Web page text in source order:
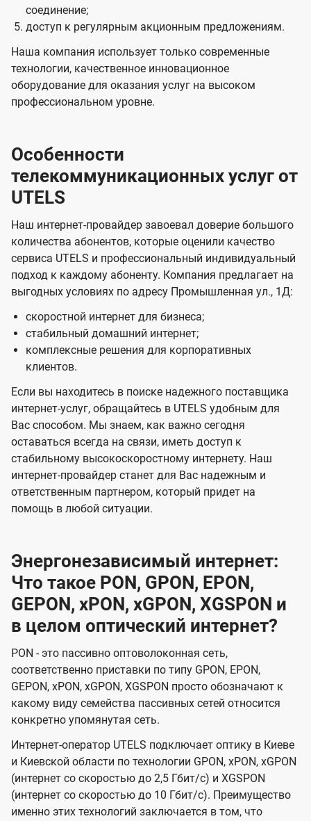
соединение;
доступ к регулярным акционным предложениям.
Наша компания использует только современные
технологии, качественное инновационное
оборудование для оказания услуг на высоком
профессиональном уровне.
Особенности
телекоммуникационных услуг от
UTELS
Наш интернет-провайдер завоевал доверие большого
количества абонентов, которые оценили качество
сервиса UTELS и профессиональный индивидуальный
подход к каждому абоненту. Компания предлагает на
выгодных условиях по адресу Промышленная ул., 1Д:
скоростной интернет для бизнеса;
стабильный домашний интернет;
комплексные решения для корпоративных
клиентов.
Если вы находитесь в поиске надежного поставщика
интернет-услуг, обращайтесь в UTELS удобным для
Вас способом. Мы знаем, как важно сегодня
оставаться всегда на связи, иметь доступ к
стабильному высокоскоростному интернету. Наш
интернет-провайдер станет для Вас надежным и
ответственным партнером, который придет на
помощь в любой ситуации.
Энергонезависимый интернет:
Что такое PON, GPON, EPON,
GEPON, xPON, xGPON, XGSPON и
в целом оптический интернет?
PON - это пассивно оптоволоконная сеть,
соответственно приставки по типу GPON, EPON,
GEPON, xPON, xGPON, XGSPON просто обозначают к
какому виду семейства пассивных сетей относится
конкретно упомянутая сеть.
Интернет-оператор UTELS подключает оптику в Киеве
и Киевской области по технологии GPON, xPON, xGPON
(интернет со скоростью до 2,5 Гбит/с) и XGSPON
(интернет со скоростью до 10 Гбит/с). Преимущество
именно этих технологий заключается в том, что